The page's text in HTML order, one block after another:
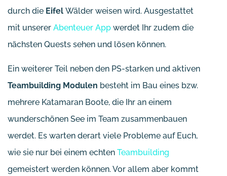
durch die Eifel Wälder weisen wird. Ausgestattet
mit unserer Abenteuer App werdet Ihr zudem die
nächsten Quests sehen und lösen können.
Ein weiterer Teil neben den PS-starken und aktiven
Teambuilding Modulen besteht im Bau eines bzw.
mehrere Katamaran Boote, die Ihr an einem
wunderschönen See im Team zusammenbauen
werdet. Es warten derart viele Probleme auf Euch,
wie sie nur bei einem echten Teambuilding
gemeistert werden können. Vor allem aber kommt